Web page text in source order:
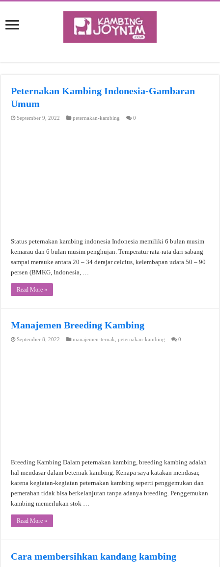
Peternakan Kambing Indonesia-Gambaran
Umum
September 9, 2022 peternakan-kambing 0
Status peternakan kambing indonesia Indonesia memiliki 6 bulan musim
kemarau dan 6 bulan musim penghujan. Temperatur rata-rata dari sabang
sampai merauke antara 20 – 34 derajar celcius, kelembapan udara 50 – 90
persen (BMKG, Indonesia, …
Read More »
Manajemen Breeding Kambing
September 8, 2022 manajemen-ternak ,peternakan-kambing 0
Breeding Kambing Dalam peternakan kambing, breeding kambing adalah
hal mendasar dalam beternak kambing. Kenapa saya katakan mendasar,
karena kegiatan-kegiatan peternakan kambing seperti penggemukan dan
pemerahan tidak bisa berkelanjutan tanpa adanya breeding. Penggemukan
kambing memerlukan stok …
Read More »
Cara membersihkan kandang kambing